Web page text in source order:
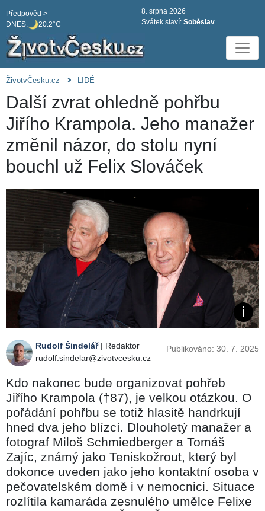
DNES: 20.2°C
Předpověd >
8. srpna 2026
Svátek slaví: Soběslav
ŽivotvČesku.cz LIDÉ
Další zvrat ohledně pohřbu
Jiřího Krampola. Jeho manažer
změnil názor, do stolu nyní
bouchl už Felix Slováček
Rudolf Šindelář| Redaktor
rudolf.sindelar@zivotvcesku.cz
Publikováno: 30. 7. 2025
Kdo nakonec bude organizovat pohřeb
Jiřího Krampola (†87), je velkou otázkou. O
pořádání pohřbu se totiž hlasitě handrkují
hned dva jeho blízcí. Dlouholetý manažer a
fotograf Miloš Schmiedberger a Tomáš
Zajíc, známý jako Teniskožrout, který byl
dokonce uveden jako jeho kontaktní osoba v
pečovatelském domě i v nemocnici. Situace
rozlítila kamaráda zesnulého umělce Felixe